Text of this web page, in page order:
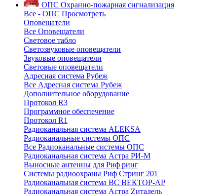
ОПС Охранно-пожарная сигнализация
Все - ОПС Просмотреть
Оповещатели
Все Оповещатели
Световое табло
Светозвуковые оповещатели
Звуковые оповещатели
Световые оповещатели
Адресная система Рубеж
Все Адресная система Рубеж
Дополнительное оборудование
Протокол R3
Программное обеспечение
Протокол R1
Радиоканальная система ALEKSA
Радиоканальные системы ОПС
Все Радиоканальные системы ОПС
Радиоканальная система Астра РИ-М
Выносные антенны для Риф ринг
Системы радиоохраны Риф Стринг 201
Радиоканальная система ВС ВЕКТОР-АР
Радиоканальная система Астра Zитадель